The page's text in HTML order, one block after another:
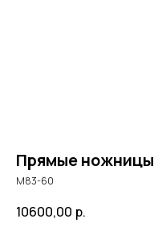
Прямые ножницы
М83-60
10600,00 р.